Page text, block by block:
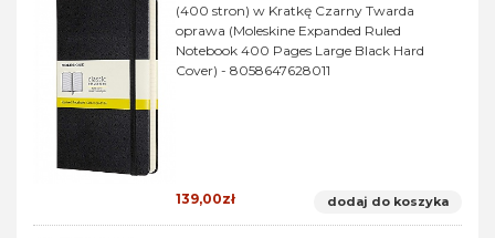
(400 stron) w Kratkę Czarny Twarda
oprawa (Moleskine Expanded Ruled
Notebook 400 Pages Large Black Hard
Cover) - 8058647628011
139,00zł dodaj do koszyka